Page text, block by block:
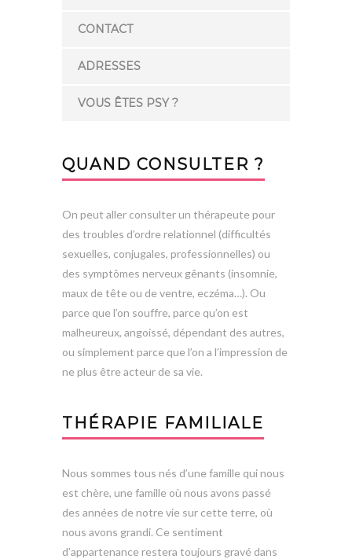
CONTACT
ADRESSES
VOUS ÊTES PSY ?
QUAND CONSULTER ?
On peut aller consulter un thérapeute pour
des troubles d’ordre relationnel (difficultés
sexuelles, conjugales, professionnelles) ou
des symptômes nerveux gênants (insomnie,
maux de tête ou de ventre, eczéma…). Ou
parce que l’on souffre, parce qu’on est
malheureux, angoissé, dépendant des autres,
ou simplement parce que l’on a l’impression de
ne plus être acteur de sa vie.
THÉRAPIE FAMILIALE
Nous sommes tous nés d’une famille qui nous
est chère, une famille où nous avons passé
des années de notre vie sur cette terre, où
nous avons grandi. Ce sentiment
d’appartenance restera toujours gravé dans